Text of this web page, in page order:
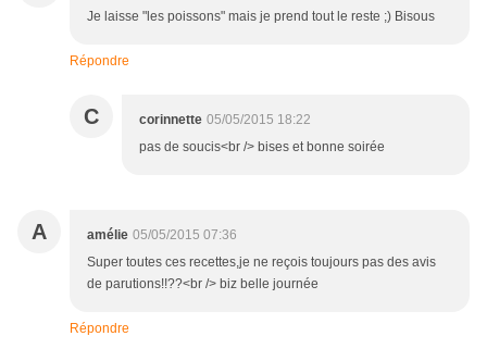
Je laisse "les poissons" mais je prend tout le reste ;) Bisous
Répondre
C corinnette 05/05/2015 18:22
pas de soucis<br /> bises et bonne soirée
A amélie 05/05/2015 07:36
Super toutes ces recettes,je ne reçois toujours pas des avis
de parutions!!??<br /> biz belle journée
Répondre